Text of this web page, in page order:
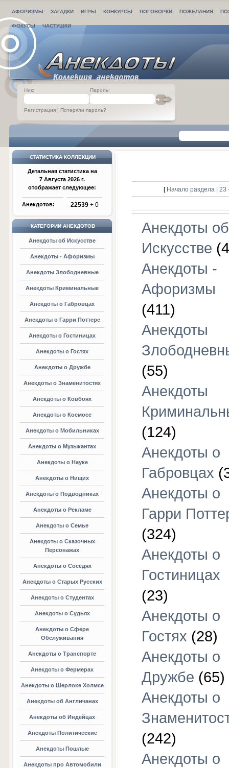
АФОРИЗМЫ ЗАГАДКИ ИГРЫ КОНКУРСЫ ПОГОВОРКИ ПОЖЕЛАНИЯ
ФОКУСЫ ЧАСТУШКИ
Ник: Пароль:
Регистрация | Потеряли пароль?
СТАТИСТИКА КОЛЛЕКЦИИ
Детальная статистика на
7 Августа 2026 г.
отображает следующее:
Анекдотов: 22539 + 0
КАТЕГОРИИ АНЕКДОТОВ
Анекдоты об Искусстве
Анекдоты - Афоризмы
Анекдоты Злободневные
Анекдоты Криминальные
Анекдоты о Габровцах
Анекдоты о Гарри Поттере
Анекдоты о Гостиницах
Анекдоты о Гостях
Анекдоты о Дружбе
Анекдоты о Знаменитостях
Анекдоты о Ковбоях
Анекдоты о Космосе
Анекдоты о Мобильниках
Анекдоты о Музыкантах
Анекдоты о Науке
Анекдоты о Нищих
Анекдоты о Подводниках
Анекдоты о Рекламе
Анекдоты о Семье
Анекдоты о Сказочных
Персонажах
Анекдоты о Соседях
Анекдоты о Старых Русских
Анекдоты о Студентах
Анекдоты о Судьях
Анекдоты о Сфере
Обслуживания
Анекдоты о Транспорте
Анекдоты о Фермерах
Анекдоты о Шерлоке Холмсе
Анекдоты об Англичанах
Анекдоты об Индейцах
Анекдоты Политические
Анекдоты Пошлые
Анекдоты про Автомобили
[ Начало раздела | 23
Анекдоты об
Искусстве
Анекдоты -
Афоризмы
(411)
Анекдоты
(55)
Анекдоты
(124)
Анекдоты о
Габровцах
Анекдоты о
Гарри
(324)
Анекдоты о
Гостиницах
(23)
Анекдоты о
Гостях (28)
Анекдоты о
Дружбе (65)
Анекдоты о
(242)
Анекдоты о